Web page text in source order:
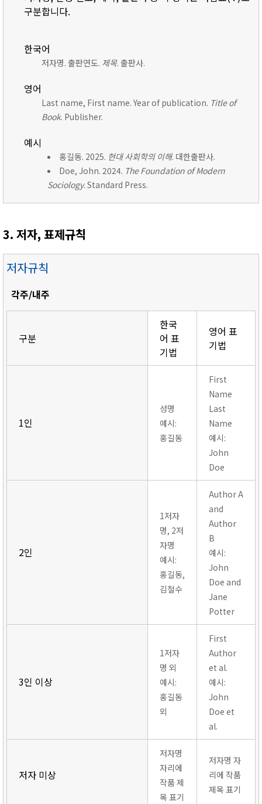
구분합니다.
한국어
저자명. 출판연도. 제목. 출판사.
영어
Last name, First name. Year of publication. Title of
Book. Publisher.
예시
홍길동. 2025. 현대 사회학의 이해. 대한출판사.
Doe, John. 2024. The Foundation of Modern
Sociology. Standard Press.
3. 저자, 표제규칙
저자규칙
각주/내주
구분
한국
어 표
기법
영어 표
기법
1인
성명
예시:
홍길동
First
Name
Last
Name
예시:
John
Doe
2인
1저자
명, 2저
자명
예시:
홍길동,
김철수
Author A
and
Author
B
예시:
John
Doe and
Jane
Potter
3인 이상
1저자
명 외
예시:
홍길동
외
First
Author
et al.
예시:
John
Doe et
al.
저자 미상
저자명
자리에
작품 제
목 표기
저자명 자
리에 작품
제목 표기